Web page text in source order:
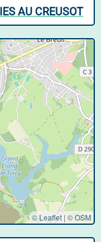
AU CREUSOT
© Leaflet | ©OSM